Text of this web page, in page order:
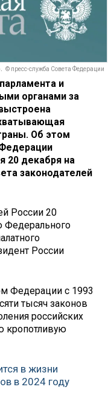
© пресс-служба Совета Федерации
и
органами за
Об этом
20 декабря на
законодателей
России 20
Федерального
России
Федерации с 1993
тысяч законов
российских
кропотливую
в жизни
в 2024 году